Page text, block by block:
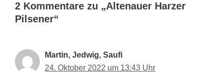
2 Kommentare zu „Altenauer Harzer
Pilsener“
Martin, Jedwig, Saufi
24. Oktober 2022 um 13:43 Uhr